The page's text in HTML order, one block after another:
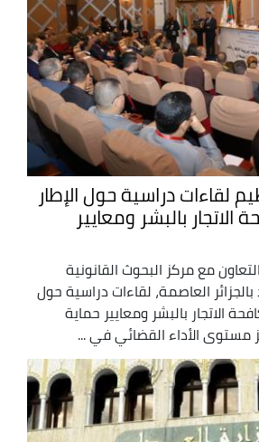
لقاءات دراسية حول الإطار
بالبشر ومعايير
مع مركز البحوث القانونية
العاصمة، لقاءات دراسية حول
الاتجار بالبشر ومعايير حماية
مستوى الأداء القضائي في ...